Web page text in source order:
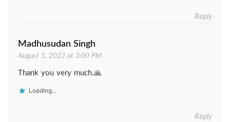
Reply
Madhusudan Singh
August 1, 2022 at 3:00 PM
Thank you very much.🙏
Loading...
Reply